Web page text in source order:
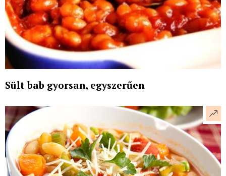
Sült bab gyorsan, egyszerűen